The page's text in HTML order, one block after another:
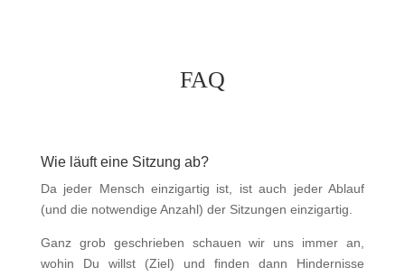
FAQ
Wie läuft eine Sitzung ab?
Da jeder Mensch einzigartig ist, ist auch jeder Ablauf
(und die notwendige Anzahl) der Sitzungen einzigartig.
Ganz grob geschrieben schauen wir uns immer an,
wohin Du willst (Ziel) und finden dann Hindernisse